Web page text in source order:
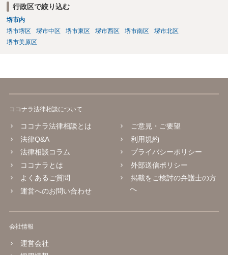
行政区で絞り込む
堺市内
堺市堺区
堺市中区 堺市東区 堺市西区 堺市南区
堺市北区
堺市美原区
ココナラ法律相談について
ココナラ法律相談とは
法律Q&A
法律相談コラム
ココナラとは
よくあるご質問
運営へのお問い合わせ
ご意見・ご要望
利用規約
プライバシーポリシー
外部送信ポリシー
掲載をご検討の弁護士の方
へ
会社情報
運営会社